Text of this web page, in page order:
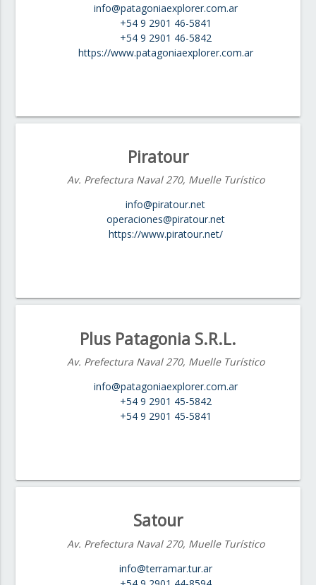
info@patagoniaexplorer.com.ar
+54 9 2901 46-5841
+54 9 2901 46-5842
https://www.patagoniaexplorer.com.ar
Piratour
Av. Prefectura Naval 270, Muelle Turístico
info@piratour.net
operaciones@piratour.net
https://www.piratour.net/
Plus Patagonia S.R.L.
Av. Prefectura Naval 270, Muelle Turístico
info@patagoniaexplorer.com.ar
+54 9 2901 45-5842
+54 9 2901 45-5841
Satour
Av. Prefectura Naval 270, Muelle Turístico
info@terramar.tur.ar